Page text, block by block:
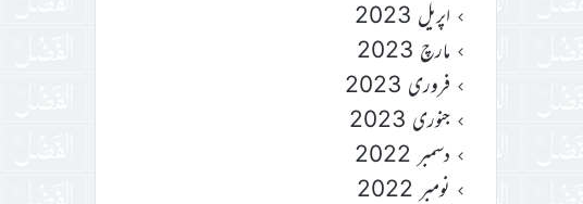
اپریل 2023
مارچ 2023
فروری 2023
جنوری 2023
دسمبر 2022
نومبر 2022